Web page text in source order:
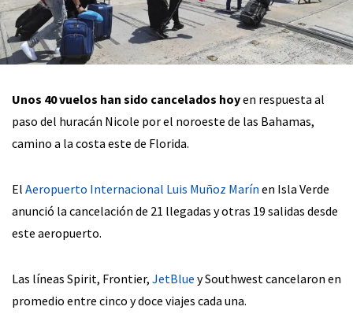
Unos 40 vuelos han sido cancelados hoyen respuesta al
paso del huracán Nicole por el noroeste de las Bahamas,
camino a la costa este de Florida.
El Aeropuerto Internacional Luis Muñoz Marín en Isla Verde
anunció la cancelación de 21 llegadas y otras 19 salidas desde
este aeropuerto.
Las líneas Spirit, Frontier, JetBlue y Southwest cancelaron en
promedio entre cinco y doce viajes cada una.